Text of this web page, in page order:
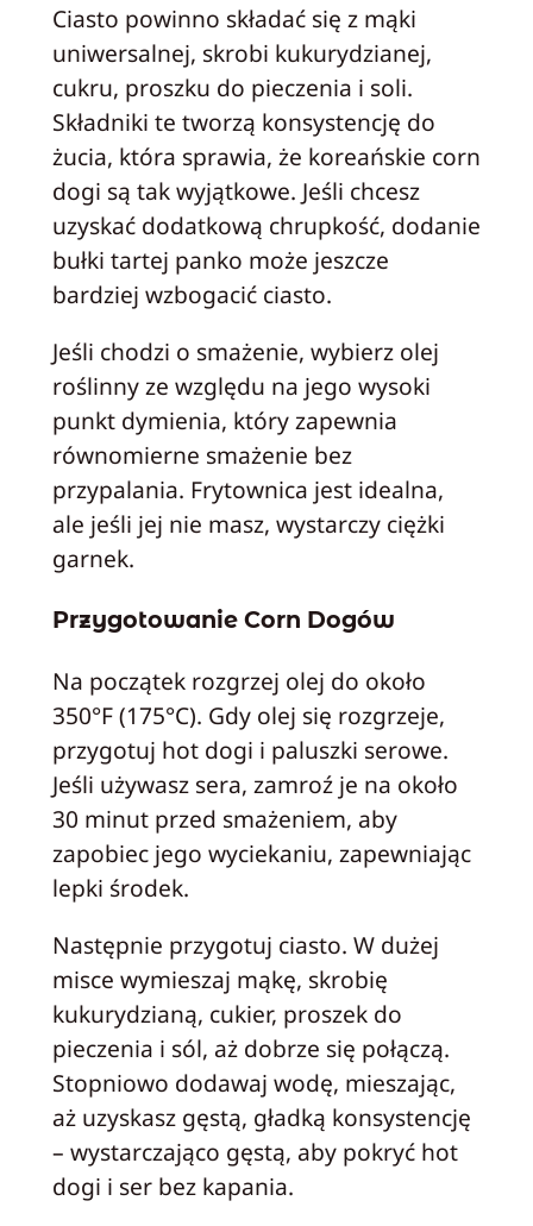
Ciasto powinno składać się z mąki
uniwersalnej, skrobi kukurydzianej,
cukru, proszku do pieczenia i soli.
Składniki te tworzą konsystencję do
żucia, która sprawia, że koreańskie corn
dogi są tak wyjątkowe. Jeśli chcesz
uzyskać dodatkową chrupkość, dodanie
bułki tartej panko może jeszcze
bardziej wzbogacić ciasto.
Jeśli chodzi o smażenie, wybierz olej
roślinny ze względu na jego wysoki
punkt dymienia, który zapewnia
równomierne smażenie bez
przypalania. Frytownica jest idealna,
ale jeśli jej nie masz, wystarczy ciężki
garnek.
Przygotowanie Corn Dogów
Na początek rozgrzej olej do około
350°F (175°C). Gdy olej się rozgrzeje,
przygotuj hot dogi i paluszki serowe.
Jeśli używasz sera, zamroź je na około
30 minut przed smażeniem, aby
zapobiec jego wyciekaniu, zapewniając
lepki środek.
Następnie przygotuj ciasto. W dużej
misce wymieszaj mąkę, skrobię
kukurydzianą, cukier, proszek do
pieczenia i sól, aż dobrze się połączą.
Stopniowo dodawaj wodę, mieszając,
aż uzyskasz gęstą, gładką konsystencję
– wystarczająco gęstą, aby pokryć hot
dogi i ser bez kapania.